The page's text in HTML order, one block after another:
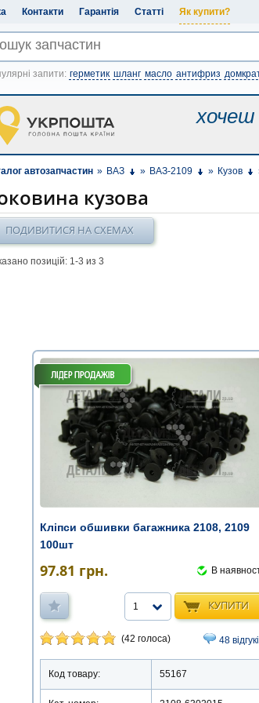
Контакти Гарантія Статті Як купити?
запити: герметик шланг масло антифриз
автозапчастин » ВАЗ » ВАЗ-2109 » Кузов
кузова
ПОДИВИТИСЯ НА СХЕМАХ
позицій: 1-3 из 3
Кліпси обшивки багажника 2108, 2109
100шт
97.81 грн. В
КУПИТИ
1
(42 голоса) 48
Код товару: 55167